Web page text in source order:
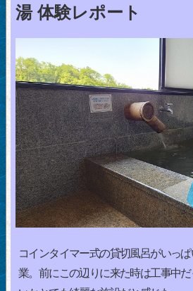
湯 体験レポート
コインタイマー式の貸切風呂がいっ
業。前にこの辺りに来た時は工事中